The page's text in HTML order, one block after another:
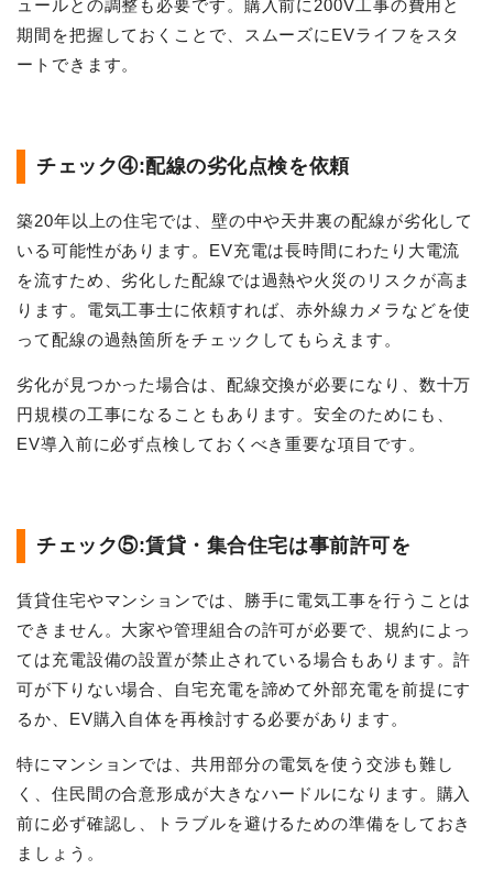
ュールとの調整も必要です。購入前に200V工事の費用と
期間を把握しておくことで、スムーズにEVライフをスタ
ートできます。
チェック④:配線の劣化点検を依頼
築20年以上の住宅では、壁の中や天井裏の配線が劣化して
いる可能性があります。EV充電は長時間にわたり大電流
を流すため、劣化した配線では過熱や火災のリスクが高ま
ります。電気工事士に依頼すれば、赤外線カメラなどを使
って配線の過熱箇所をチェックしてもらえます。
劣化が見つかった場合は、配線交換が必要になり、数十万
円規模の工事になることもあります。安全のためにも、
EV導入前に必ず点検しておくべき重要な項目です。
チェック⑤:賃貸・集合住宅は事前許可を
賃貸住宅やマンションでは、勝手に電気工事を行うことは
できません。大家や管理組合の許可が必要で、規約によっ
ては充電設備の設置が禁止されている場合もあります。許
可が下りない場合、自宅充電を諦めて外部充電を前提にす
るか、EV購入自体を再検討する必要があります。
特にマンションでは、共用部分の電気を使う交渉も難し
く、住民間の合意形成が大きなハードルになります。購入
前に必ず確認し、トラブルを避けるための準備をしておき
ましょう。